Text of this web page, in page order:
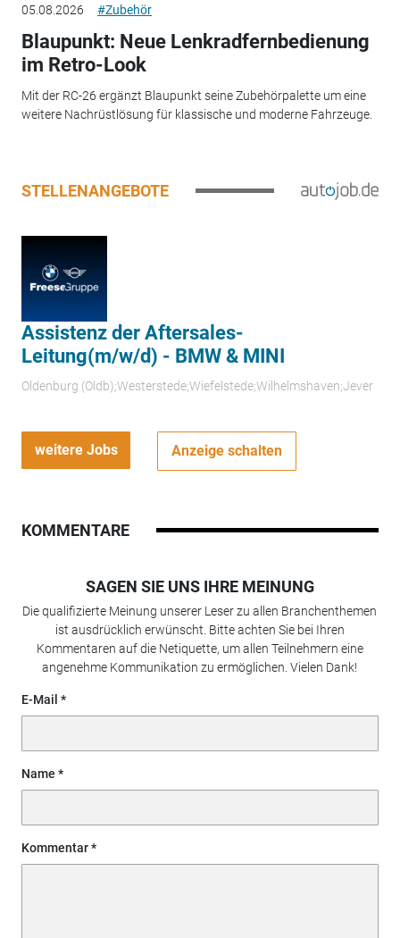
05.08.2026 #Zubehör
Blaupunkt: Neue Lenkradfernbedienung
im Retro-Look
Mit der RC-26 ergänzt Blaupunkt seine Zubehörpalette um eine
weitere Nachrüstlösung für klassische und moderne Fahrzeuge.
STELLENANGEBOTE
Assistenz der Aftersales-
Leitung(m/w/d) - BMW & MINI
Oldenburg (Oldb);Westerstede;Wiefelstede;Wilhelmshaven;Jever
weitere Jobs Anzeige schalten
KOMMENTARE
SAGEN SIE UNS IHRE MEINUNG
Die qualifizierte Meinung unserer Leser zu allen Branchenthemen
ist ausdrücklich erwünscht. Bitte achten Sie bei Ihren
Kommentaren auf die Netiquette, um allen Teilnehmern eine
angenehme Kommunikation zu ermöglichen. Vielen Dank!
E-Mail
Name
Kommentar